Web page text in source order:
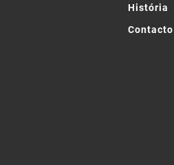
História
Contacto